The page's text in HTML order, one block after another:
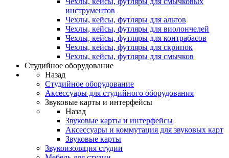
инструментов
Чехлы, кейсы, футляры для альтов
Чехлы, кейсы, футляры для виолончелей
Чехлы, кейсы, футляры для контрабасов
Чехлы, кейсы, футляры для скрипок
Чехлы, кейсы, футляры для смычков
Студийное оборудование
Назад
Студийное оборудование
Аксессуары для студийного оборудования
Звуковые карты и интерфейсы
Назад
Звуковые карты и интерфейсы
Аксессуары и коммутация для звуковых карт
Звуковые карты
Звукоизоляция студии